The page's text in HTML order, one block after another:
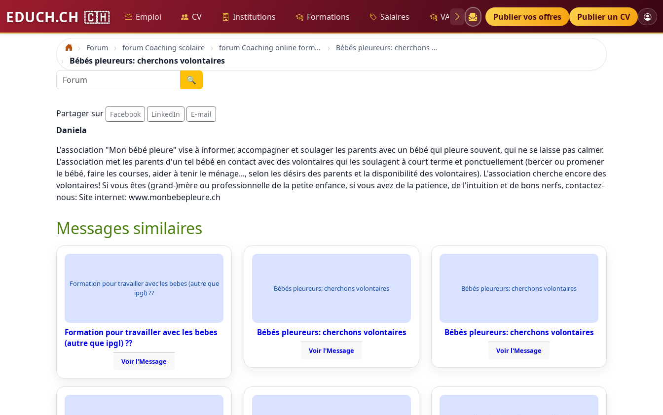
EDUCH.CH 🇨🇭 Emploi CV Institutions Formations Salaires VAE Diplômes Petites annonces
Publier vos offres Publier un CV
Accueil Forum forum Coaching scolaire forum Coaching online formation professionelle emploi education Bébés pleureurs: cherchons volontaires
Bébés pleureurs: cherchons volontaires
🔍
Partager sur Facebook LinkedIn E-mail
Daniela
L'association "Mon bébé pleure" vise à informer, accompagner et soulager les parents avec un bébé qui pleure souvent, qui ne se laisse pas calmer.
L'association met les parents d'un tel bébé en contact avec des volontaires qui les soulagent à court terme et ponctuellement (bercer ou promener
le bébé, faire les courses, aider à tenir le ménage..., selon les désirs des parents et la disponibilité des volontaires). L'association cherche encore des
volontaires! Si vous êtes (grand-)mère ou professionnelle de la petite enfance, si vous avez de la patience, de l'intuition et de bons nerfs, contactez-
nous: Site internet: www.monbebepleure.ch
Messages similaires
Formation pour travailler avec les bebes (autre que
ipgl) ??
Formation pour travailler avec les bebes
(autre que ipgl) ??
Voir l'Message
Bébés pleureurs: cherchons volontaires
Bébés pleureurs: cherchons volontaires
Voir l'Message
Bébés pleureurs: cherchons volontaires
Bébés pleureurs: cherchons volontaires
Voir l'Message